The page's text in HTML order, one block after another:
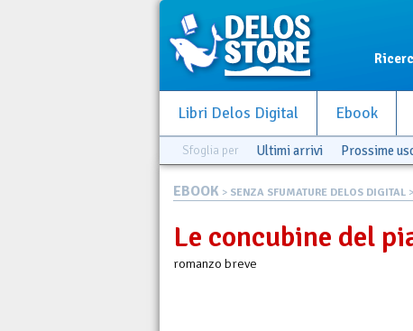
Libri Delos Digital Ebook
Sfoglia per Ultimi arrivi Prossime
EBOOK > SENZA SFUMATURE DELOS DIGITAL
Le concubine del
romanzo breve